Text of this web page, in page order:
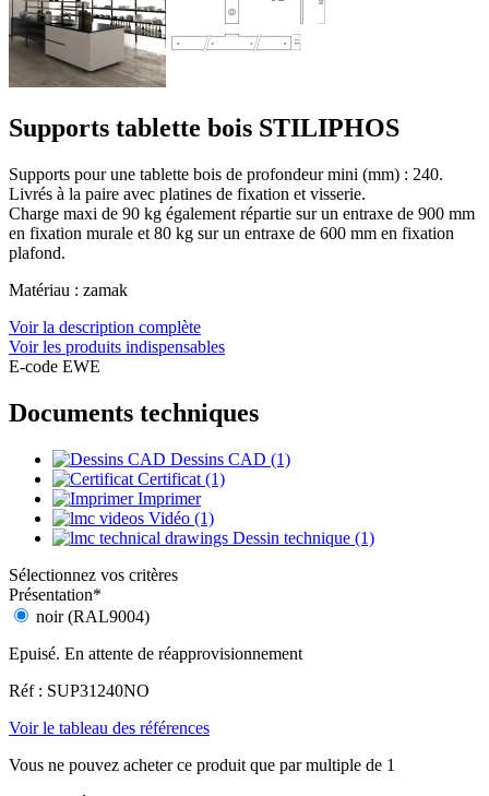
Supports tablette bois STILIPHOS
Supports pour une tablette bois de profondeur mini (mm) : 240.
Livrés à la paire avec platines de fixation et visserie.
Charge maxi de 90 kg également répartie sur un entraxe de 900 mm
en fixation murale et 80 kg sur un entraxe de 600 mm en fixation
plafond.
Matériau : zamak
Voir la description complète
Voir les produits indispensables
E-code EWE
Documents techniques
Dessins CAD (1)
Certificat (1)
Imprimer
Vidéo (1)
Dessin technique (1)
Sélectionnez vos critères
Présentation*
noir (RAL9004)
Epuisé. En attente de réapprovisionnement
Réf : SUP31240NO
Voir le tableau des références
Vous ne pouvez acheter ce produit que par multiple de 1